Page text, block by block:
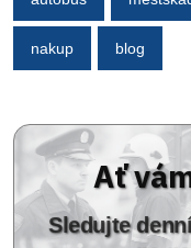
nakup blog
Ať
Sledujte